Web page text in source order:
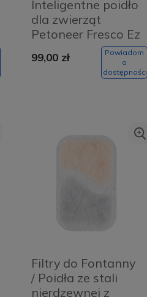
Inteligentne poidło
dla zwierząt
Petoneer Fresco Ez
99,00 zł
Powiadom
o
dostępności
Filtry do Fontanny
/ Poidła ze stali
nierdzewnej z